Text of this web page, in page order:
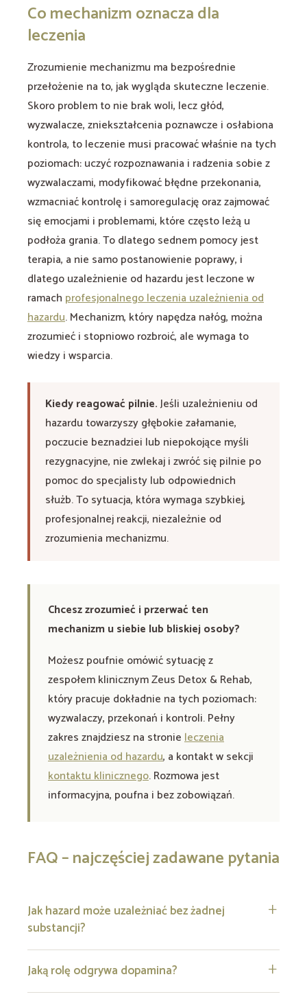
Co mechanizm oznacza dla
leczenia
Zrozumienie mechanizmu ma bezpośrednie
przełożenie na to, jak wygląda skuteczne leczenie.
Skoro problem to nie brak woli, lecz głód,
wyzwalacze, zniekształcenia poznawcze i osłabiona
kontrola, to leczenie musi pracować właśnie na tych
poziomach: uczyć rozpoznawania i radzenia sobie z
wyzwalaczami, modyfikować błędne przekonania,
wzmacniać kontrolę i samoregulację oraz zajmować
się emocjami i problemami, które często leżą u
podłoża grania. To dlatego sednem pomocy jest
terapia, a nie samo postanowienie poprawy, i
dlatego uzależnienie od hazardu jest leczone w
ramach profesjonalnego leczenia uzależnienia od
hazardu. Mechanizm, który napędza nałóg, można
zrozumieć i stopniowo rozbroić, ale wymaga to
wiedzy i wsparcia.
Kiedy reagować pilnie.Jeśli uzależnieniu od
hazardu towarzyszy głębokie załamanie,
poczucie beznadziei lub niepokojące myśli
rezygnacyjne, nie zwlekaj i zwróć się pilnie po
pomoc do specjalisty lub odpowiednich
służb. To sytuacja, która wymaga szybkiej,
profesjonalnej reakcji, niezależnie od
zrozumienia mechanizmu.
Chcesz zrozumieć i przerwać ten
mechanizm u siebie lub bliskiej osoby?
Możesz poufnie omówić sytuację z
zespołem klinicznym Zeus Detox & Rehab,
który pracuje dokładnie na tych poziomach:
wyzwalaczy, przekonań i kontroli. Pełny
zakres znajdziesz na stronieleczenia
uzależnienia od hazardu, a kontakt w sekcji
kontaktu klinicznego. Rozmowa jest
informacyjna, poufna i bez zobowiązań.
FAQ – najczęściej zadawane pytania
Jak hazard może uzależniać bez żadnej
substancji?
Jaką rolę odgrywa dopamina?